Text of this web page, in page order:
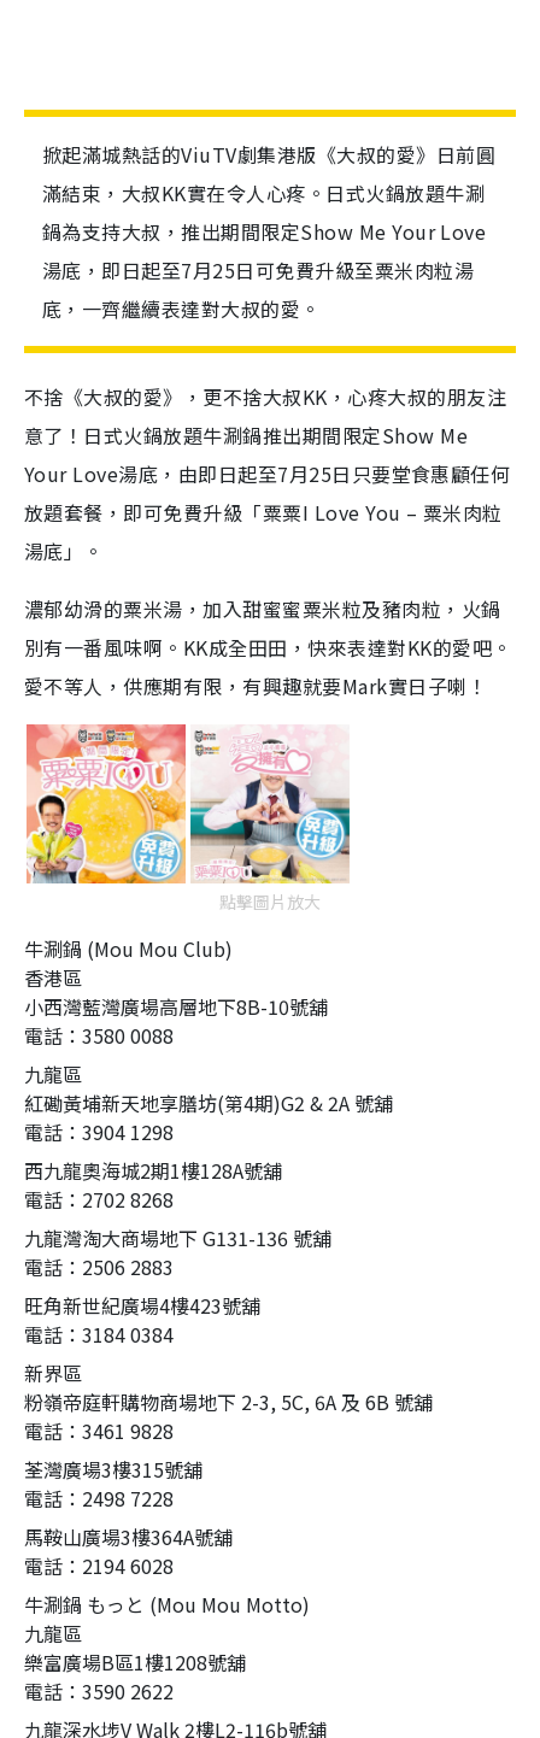
掀起滿城熱話的ViuTV劇集港版《大叔的愛》日前圓
滿結束，大叔KK實在令人心疼。日式火鍋放題牛涮
鍋為支持大叔，推出期間限定Show Me Your Love
湯底，即日起至7月25日可免費升級至粟米肉粒湯
底，一齊繼續表達對大叔的愛。
不捨《大叔的愛》，更不捨大叔KK，心疼大叔的朋友注
意了！日式火鍋放題牛涮鍋推出期間限定Show Me
Your Love湯底，由即日起至7月25日 只要堂食惠顧任何
放題套餐， 即可免費升級 「粟粟I Love You – 粟米肉粒
湯底」
。
濃郁幼滑的粟米湯，加入甜蜜蜜粟米粒及豬肉粒，火鍋
別有一番風味啊。KK成全田田，快來表達對KK的愛吧。
愛不等人，供應期有限，有興趣就要Mark實日子喇！
點擊圖片放大
牛涮鍋 (Mou Mou Club)
香港區
小西灣藍灣廣場高層地下8B-10號舖
電話：3580 0088
九龍區
紅磡黃埔新天地享膳坊(第4期)G2 & 2A 號舖
電話：3904 1298
西九龍奧海城2期1樓128A號舖
電話：2702 8268
九龍灣淘大商場地下 G131-136 號舖
電話：2506 2883
旺角新世紀廣場4樓423號舖
電話：3184 0384
新界區
粉嶺帝庭軒購物商場地下 2-3, 5C, 6A 及 6B 號舖
電話：3461 9828
荃灣廣場3樓315號舖
電話：2498 7228
馬鞍山廣場3樓364A號舖
電話：2194 6028
牛涮鍋 もっと (Mou Mou Motto)
九龍區
樂富廣場B區1樓1208號舖
電話：3590 2622
九龍深水埗V Walk 2樓L2-116b號舖